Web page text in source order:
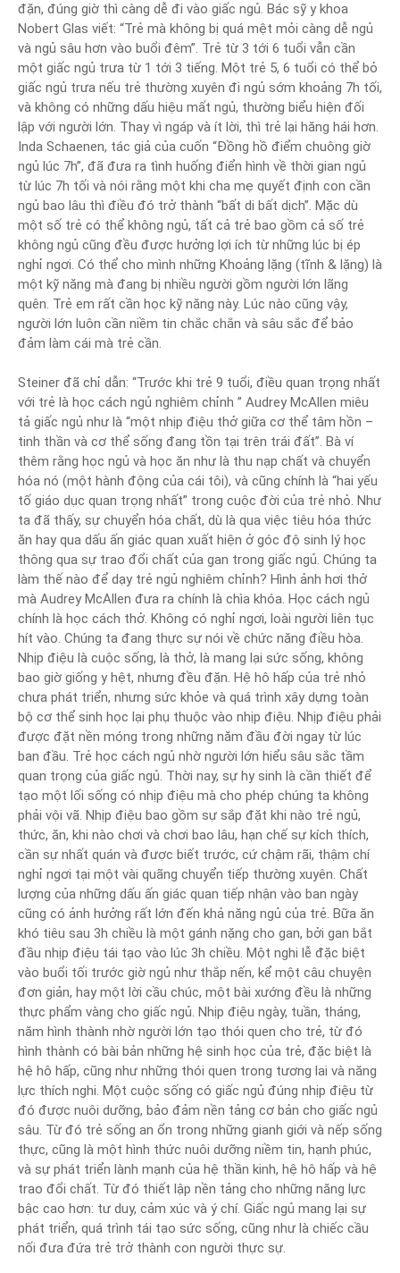
đặn, đúng giờ thì càng dễ đi vào giấc ngủ. Bác sỹ y khoa
Nobert Glas viết: “Trẻ mà không bị quá mệt mỏi càng dễ ngủ
và ngủ sâu hơn vào buổi đêm”. Trẻ từ 3 tới 6 tuổi vẫn cần
một giấc ngủ trưa từ 1 tới 3 tiếng. Một trẻ 5, 6 tuổi có thể bỏ
giấc ngủ trưa nếu trẻ thường xuyên đi ngủ sớm khoảng 7h tối,
và không có những dấu hiệu mất ngủ, thường biểu hiện đối
lập với người lớn. Thay vì ngáp và ít lời, thì trẻ lại hăng hái hơn.
Inda Schaenen, tác giả của cuốn “Đồng hồ điểm chuông giờ
ngủ lúc 7h”, đã đưa ra tình huống điển hình về thời gian ngủ
từ lúc 7h tối và nói rằng một khi cha mẹ quyết định con cần
ngủ bao lâu thì điều đó trở thành “bất di bất dịch”. Mặc dù
một số trẻ có thể không ngủ, tất cả trẻ bao gồm cả số trẻ
không ngủ cũng đều được hưởng lợi ích từ những lúc bị ép
nghỉ ngơi. Có thể cho mình những Khoảng lặng (tĩnh & lặng) là
một kỹ năng mà đang bị nhiều người gồm người lớn lãng
quên. Trẻ em rất cần học kỹ năng này. Lúc nào cũng vậy,
người lớn luôn cần niềm tin chắc chắn và sâu sắc để bảo
đảm làm cái mà trẻ cần.
Steiner đã chỉ dẫn: “Trước khi trẻ 9 tuổi, điều quan trọng nhất
với trẻ là học cách ngủ nghiêm chỉnh ” Audrey McAllen miêu
tả giấc ngủ như là “một nhịp điệu thở giữa cơ thể tâm hồn –
tinh thần và cơ thể sống đang tồn tại trên trái đất”. Bà ví
thêm rằng học ngủ và học ăn như là thu nạp chất và chuyển
hóa nó (một hành động của cái tôi), và cũng chính là “hai yếu
tố giáo dục quan trọng nhất” trong cuộc đời của trẻ nhỏ. Như
ta đã thấy, sự chuyển hóa chất, dù là qua việc tiêu hóa thức
ăn hay qua dấu ấn giác quan xuất hiện ở góc độ sinh lý học
thông qua sự trao đổi chất của gan trong giấc ngủ. Chúng ta
làm thế nào để dạy trẻ ngủ nghiêm chỉnh? Hình ảnh hơi thở
mà Audrey McAllen đưa ra chính là chìa khóa. Học cách ngủ
chính là học cách thở. Không có nghỉ ngơi, loài người liên tục
hít vào. Chúng ta đang thực sự nói về chức năng điều hòa.
Nhịp điệu là cuộc sống, là thở, là mang lại sức sống, không
bao giờ giống y hệt, nhưng đều đặn. Hệ hô hấp của trẻ nhỏ
chưa phát triển, nhưng sức khỏe và quá trình xây dựng toàn
bộ cơ thể sinh học lại phụ thuộc vào nhịp điệu. Nhịp điệu phải
được đặt nền móng trong những năm đầu đời ngay từ lúc
ban đầu. Trẻ học cách ngủ nhờ người lớn hiểu sâu sắc tầm
quan trọng của giấc ngủ. Thời nay, sự hy sinh là cần thiết để
tạo một lối sống có nhịp điệu mà cho phép chúng ta không
phải vội vã. Nhịp điệu bao gồm sự sắp đặt khi nào trẻ ngủ,
thức, ăn, khi nào chơi và chơi bao lâu, hạn chế sự kích thích,
cần sự nhất quán và được biết trước, cứ chậm rãi, thậm chí
nghỉ ngơi tại một vài quãng chuyển tiếp thường xuyên. Chất
lượng của những dấu ấn giác quan tiếp nhận vào ban ngày
cũng có ảnh hưởng rất lớn đến khả năng ngủ của trẻ. Bữa ăn
khó tiêu sau 3h chiều là một gánh nặng cho gan, bởi gan bắt
đầu nhịp điệu tái tạo vào lúc 3h chiều. Một nghi lễ đặc biệt
vào buổi tối trước giờ ngủ như thắp nến, kể một câu chuyện
đơn giản, hay một lời cầu chúc, một bài xướng đều là những
thực phẩm vàng cho giấc ngủ. Nhịp điệu ngày, tuần, tháng,
năm hình thành nhờ người lớn tạo thói quen cho trẻ, từ đó
hình thành có bài bản những hệ sinh học của trẻ, đặc biệt là
hệ hô hấp, cũng như những thói quen trong tương lai và năng
lực thích nghi. Một cuộc sống có giấc ngủ đúng nhịp điệu từ
đó được nuôi dưỡng, bảo đảm nền tảng cơ bản cho giấc ngủ
sâu. Từ đó trẻ sống an ổn trong những gianh giới và nếp sống
thực, cũng là một hình thức nuôi dưỡng niềm tin, hạnh phúc,
và sự phát triển lành mạnh của hệ thần kinh, hệ hô hấp và hệ
trao đổi chất. Từ đó thiết lập nền tảng cho những năng lực
bậc cao hơn: tư duy, cảm xúc và ý chí. Giấc ngủ mang lại sự
phát triển, quá trình tái tạo sức sống, cũng như là chiếc cầu
nối đưa đứa trẻ trở thành con người thực sự.